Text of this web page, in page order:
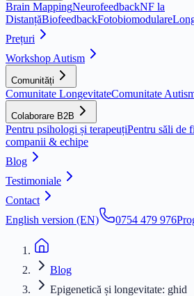
Brain MappingNeurofeedbackNF la
DistanțăBiofeedbackFotobiomodulare
Prețuri
Workshop Autism
Comunități
Comunitate LongevitateComunitate
Colaborare B2B
Pentru psihologi și terapeuțiPentru săli de
companii & echipe
Blog
Testimoniale
Contact
English version (EN)
0754 479 976
Blog
Epigenetică și longevitate: ghid